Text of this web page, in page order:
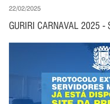
22/02/2025
GURIRI CARNAVAL 2025 -